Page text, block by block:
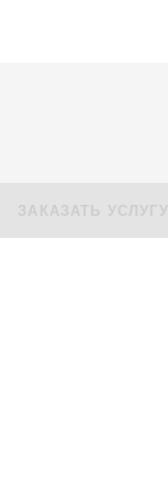
ЗАКАЗАТЬ УСЛУГУ